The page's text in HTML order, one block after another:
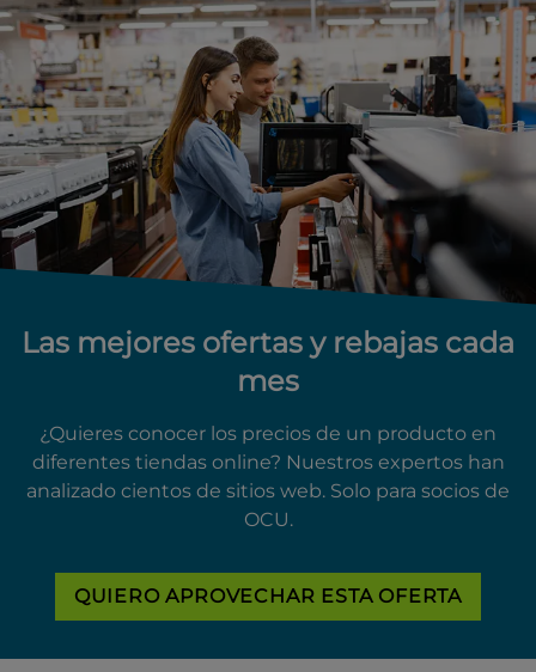
Las mejores ofertas y rebajas cada
mes
¿Quieres conocer los precios de un producto en
diferentes tiendas online? Nuestros expertos han
analizado cientos de sitios web. Solo para socios de
OCU.
QUIERO APROVECHAR ESTA OFERTA